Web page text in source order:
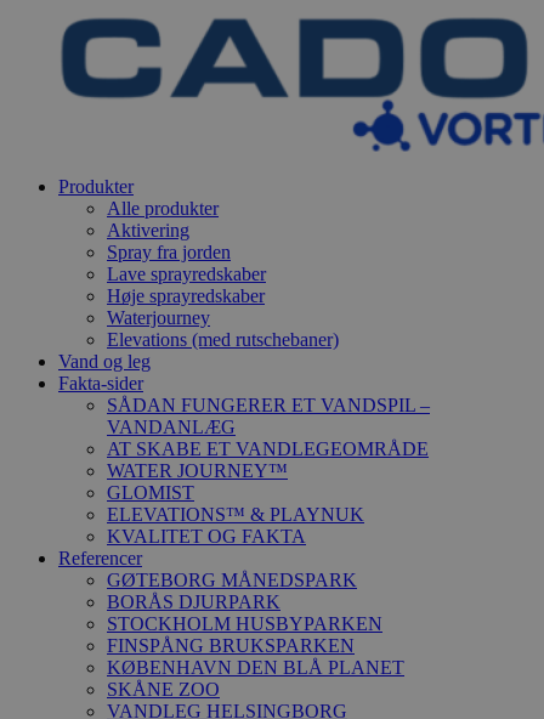
Produkter
Alle produkter
Aktivering
Spray fra jorden
Lave sprayredskaber
Høje sprayredskaber
Waterjourney
Elevations (med rutschebaner)
Vand og leg
Fakta-sider
SÅDAN FUNGERER ET VANDSPIL –
VANDANLÆG
AT SKABE ET VANDLEGEOMRÅDE
WATER JOURNEY™
GLOMIST
ELEVATIONS™ & PLAYNUK
KVALITET OG FAKTA
Referencer
GØTEBORG MÅNEDSPARK
BORÅS DJURPARK
STOCKHOLM HUSBYPARKEN
FINSPÅNG BRUKSPARKEN
KØBENHAVN DEN BLÅ PLANET
SKÅNE ZOO
VANDLEG HELSINGBORG